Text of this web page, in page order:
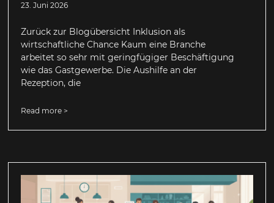
23. Juni 2026
Zurück zur Blogübersicht Inklusion als
wirtschaftliche Chance Kaum eine Branche
arbeitet so sehr mit geringfügiger Beschäftigung
wie das Gastgewerbe. Die Aushilfe an der
Rezeption, die
Read more >